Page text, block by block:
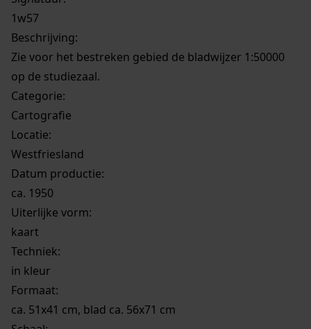
1w57
Beschrijving:
Zie voor het bestreken gebied de bladwijzer 1:50000
op de studiezaal.
Categorie:
Cartografie
Locatie:
Westfriesland
Datum productie:
ca. 1950
Uiterlijke vorm:
kaart
Techniek:
in kleur
Formaat:
ca. 51x41 cm, blad ca. 56x71 cm